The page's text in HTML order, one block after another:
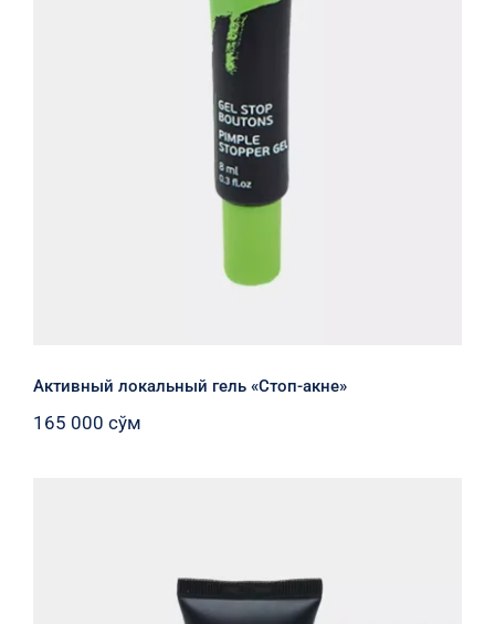
Активный локальный гель «Стоп-
акне»
Активный локальный гель «Стоп-акне»
165 000 сўм